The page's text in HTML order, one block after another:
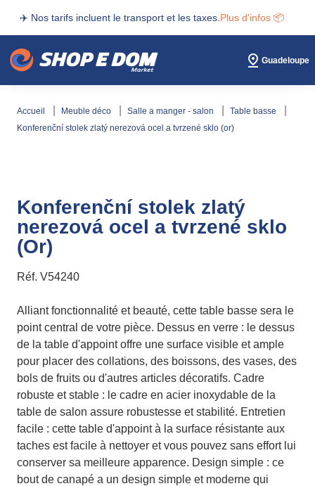
✈️ Nos tarifs incluent le transport et les taxes. Plus d'infos 📦
Guadeloupe
accueil meuble déco salle a manger - salon
table basse
konferenční stolek zlatý nerezová ocel a tvrzené sklo (or)
Konferenční stolek zlatý
nerezová ocel a tvrzené sklo
(Or)
Réf. V54240
Alliant fonctionnalité et beauté, cette table basse sera le
point central de votre pièce. Dessus en verre : le dessus
de la table d'appoint offre une surface visible et ample
pour placer des collations, des boissons, des vases, des
bols de fruits ou d'autres articles décoratifs. Cadre
robuste et stable : le cadre en acier inoxydable de la
table de salon assure robustesse et stabilité. Entretien
facile : cette table d'appoint à la surface résistante aux
taches est facile à nettoyer et vous pouvez sans effort lui
conserver sa meilleure apparence. Design simple : ce
bout de canapé a un design simple et moderne qui